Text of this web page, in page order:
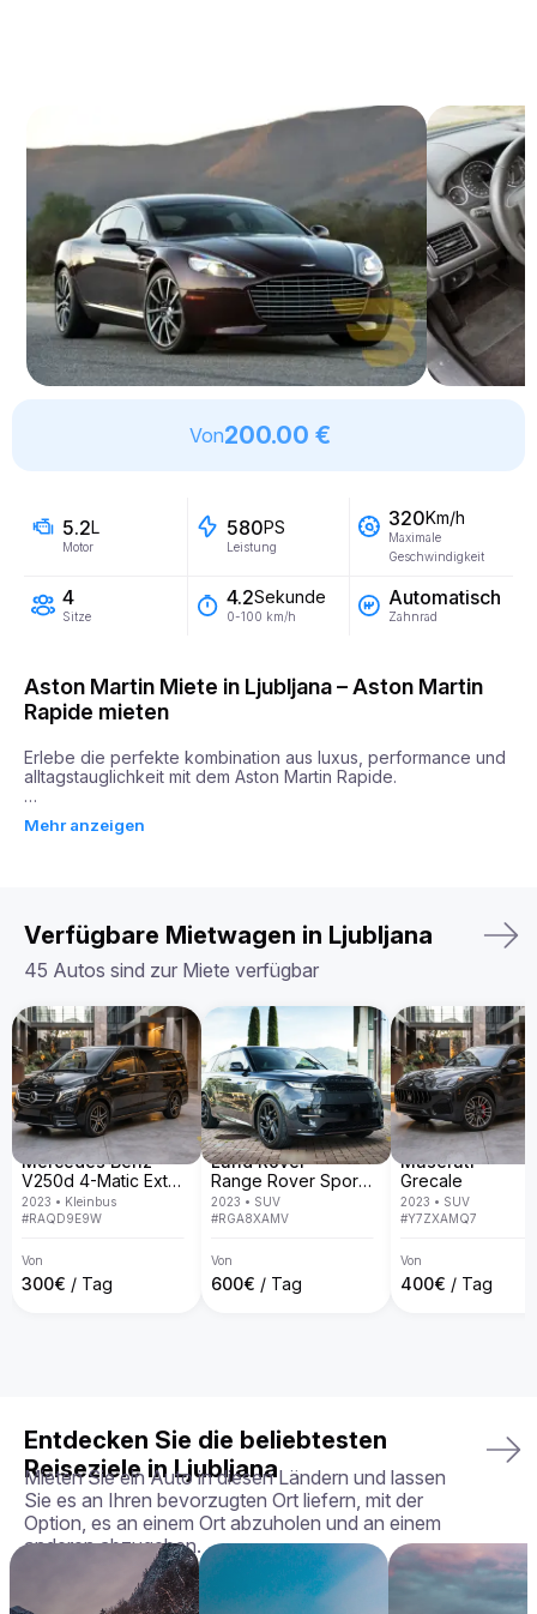
Von200.00 €
5.2L
Motor
580PS
Leistung
320Km/h
Maximale
Geschwindigkeit
4
Sitze
4.2Sekunde
0-100 km/h
Automatisch
Zahnrad
Aston Martin Miete in Ljubljana – Aston Martin
Rapide mieten
Erlebe die perfekte kombination aus luxus, performance und
alltagstauglichkeit mit dem Aston Martin Rapide.
Turismo mit einem 5,2-Liter-Motor und 580 PS. Er
Ob für eine lange Reise oder einen besonderen Anlass – der
Aston Martin Rapide vereint unvergleichliche Eleganz mit
beeindruckender Leistung und ist die perfekte Wahl für
anspruchsvolle Fahrer.
Warum den Aston Martin Rapide bei uns mieten?
Bei Billion Rent sind wir auf Luxusauto-Vermietung
spezialisiert und bieten eine exklusive Fahrzeugflotte in ganz
Europa. Mit persönlichem Service, Lieferung direkt an deine
Wunschadresse, transparenten Mietbedingungen und der
Garantie, dass du genau das Fahrzeug erhältst, das du
gebucht hast – in perfektem Zustand.
Dein perfektes Fahrerlebnis wartet – buche deinen Aston
Martin Rapide noch heute!
Mehr anzeigen
Verfügbare Mietwagen in Ljubljana
45 Autos sind zur Miete verfügbar
Mercedes Benz
V250d 4-Matic Extra Long
2023 • Kleinbus
#RAQD9E9W
Von
300€ / Tag
Land Rover
Range Rover Sport D300 R-Dynamic SE
2023 • SUV
#RGA8XAMV
Von
600€ / Tag
Maserati
Grecale
2023 • SUV
#Y7ZXAMQ7
Von
400€ / Tag
Entdecken Sie die beliebtesten
Reiseziele in Ljubljana
Mieten Sie ein Auto in diesen Ländern und lassen
Sie es an Ihren bevorzugten Ort liefern, mit der
Option, es an einem Ort abzuholen und an einem
anderen abzugeben.